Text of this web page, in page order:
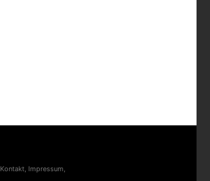
Kontakt, Impressum,